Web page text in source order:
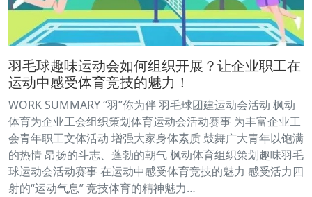
羽毛球趣味运动会如何组织开展？让企业职工在
运动中感受体育竞技的魅力！
WORK SUMMARY “羽”你为伴 羽毛球团建运动会活动 枫动
体育为企业工会组织策划体育运动会活动赛事 为丰富企业工
会青年职工文体活动 增强大家身体素质 鼓舞广大青年以饱满
的热情 昂扬的斗志、蓬勃的朝气 枫动体育组织策划趣味羽毛
球运动会活动赛事 在运动中感受体育竞技的魅力 感受活力四
射的“运动气息” 竞技体育的精神魅力…